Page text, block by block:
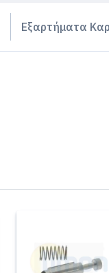
Εξαρτήματα